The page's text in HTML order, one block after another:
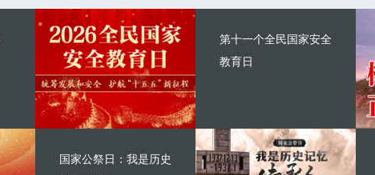
第十一个全民国家安全
教育日
国家公祭日：我是历史